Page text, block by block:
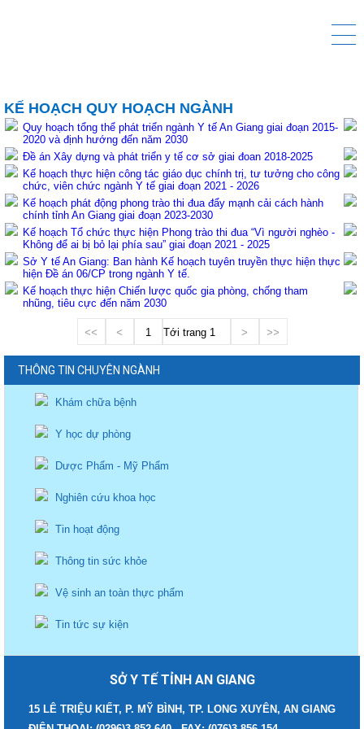
KẾ HOẠCH QUY HOẠCH NGÀNH
Quy hoạch tổng thể phát triển ngành Y tế An Giang giai đoạn 2015-
2020 và định hướng đến năm 2030
Đề án Xây dựng và phát triển y tế cơ sở giai đoan 2018-2025
Kế hoạch thực hiện công tác giáo dục chính trị, tư tưởng cho công
chức, viên chức ngành Y tế giai đoạn 2021 - 2026
Kế hoạch phát động phong trào thi đua đẩy mạnh cải cách hành
chính tỉnh An Giang giai đoạn 2023-2030
Kế hoạch Tổ chức thực hiện Phong trào thi đua “Vì người nghèo -
Không để ai bị bỏ lại phía sau” giai đoạn 2021 - 2025
Sở Y tế An Giang: Ban hành Kế hoạch tuyên truyền thực hiện thực
hiện Đề án 06/CP trong ngành Y tế.
Kế hoạch thực hiện Chiến lược quốc gia phòng, chống tham
nhũng, tiêu cực đến năm 2030
<< < 1 Tới trang > >>
THÔNG TIN CHUYÊN NGÀNH
Khám chữa bệnh
Y học dự phòng
Dược Phẩm - Mỹ Phẩm
Nghiên cứu khoa học
Tin hoạt động
Thông tin sức khỏe
Vệ sinh an toàn thực phẩm
Tin tức sự kiện
SỞ Y TẾ TỈNH AN GIANG
15 LÊ TRIỆU KIẾT, P. MỸ BÌNH, TP. LONG XUYÊN, AN GIANG